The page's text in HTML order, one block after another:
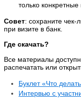
только
Совет: сохраните
при визите в банк.
Где скачать?
Все материалы
распечатать или
Буклет «Что
Интервью с